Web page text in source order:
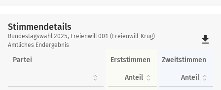
Stimmendetails
Stimmendetails
Bundestagswahl 2025, Freienwill 001 (Freienwill-Krug)
Amtliches Endergebnis
file_download
Partei Erststimmen Zweitstimmen
Anteil Anteil